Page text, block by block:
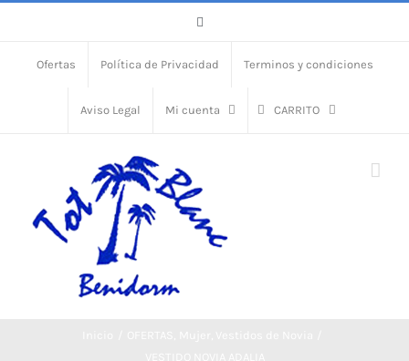
contentOfertas Política de Privacidad Terminos y condiciones
Aviso Legal Mi cuenta CARRITO